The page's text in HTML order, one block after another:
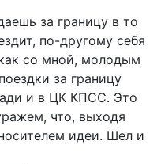
за границу в то
по-другому себя
со мной, молодым
за границу
и в ЦК КПСС. Это
что, выходя
идеи. Шел и